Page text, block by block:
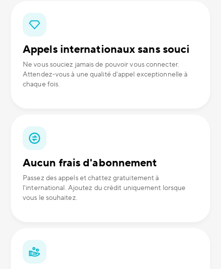
Appels internationaux sans souci
Ne vous souciez jamais de pouvoir vous connecter.
Attendez-vous à une qualité d'appel exceptionnelle à
chaque fois.
Aucun frais d'abonnement
Passez des appels et chattez gratuitement à
l'international. Ajoutez du crédit uniquement lorsque
vous le souhaitez.